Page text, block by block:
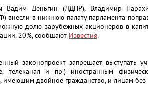
Вадим Деньгин (ЛДПР), Владимир
внесли в нижнюю палату парламента
долю зарубежных акционеров в
20%, сообщают Известия.
законопроект запрещает выступать
телеканал и пр.) иностранным
имеющим двойное гражданство, и лицам без